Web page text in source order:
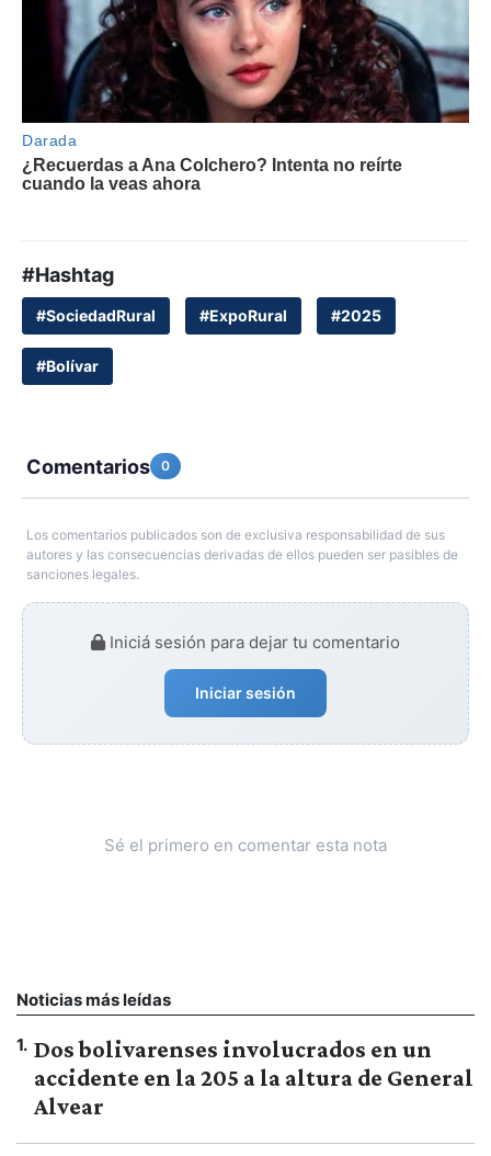
#Hashtag
#SociedadRural #ExpoRural #2025
#Bolívar
Comentarios 0
Los comentarios publicados son de exclusiva responsabilidad de sus
autores y las consecuencias derivadas de ellos pueden ser pasibles de
sanciones legales.
Iniciá sesión para dejar tu comentario
Iniciar sesión
Sé el primero en comentar esta nota
Noticias más leídas
1. Dos bolivarenses involucrados en un
accidente en la 205 a la altura de General
Alvear